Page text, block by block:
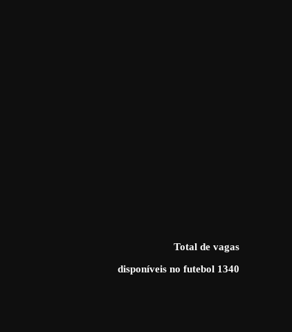
Total de vagas
disponíveis no futebol 1340